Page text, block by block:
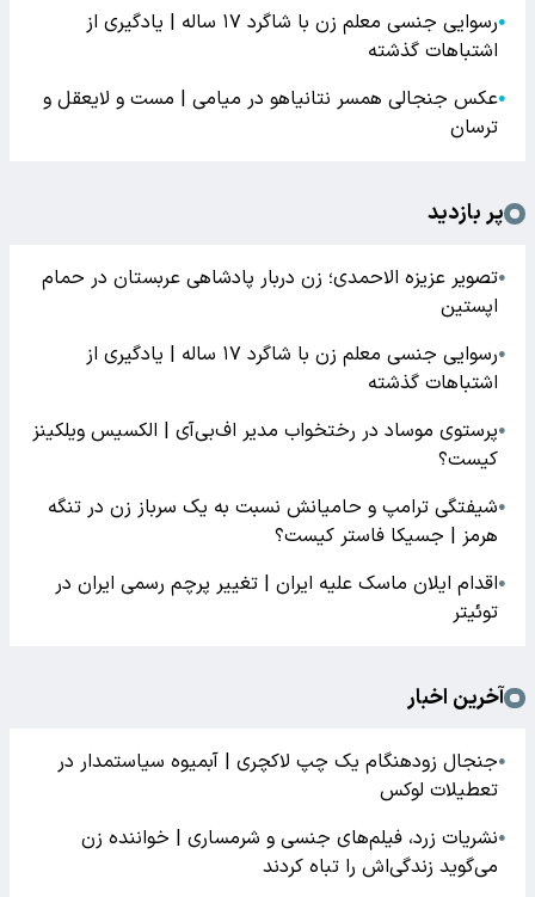
●
رسوایی جنسی معلم زن با شاگرد ۱۷ ساله | یادگیری از
اشتباهات گذشته
●عکس جنجالی همسر نتانیاهو در میامی | مست و لایعقل و
ترسان
پر بازدید
●تصویر عزیزه الاحمدی؛ زن دربار پادشاهی عربستان در حمام
اپستین
●
رسوایی جنسی معلم زن با شاگرد ۱۷ ساله | یادگیری از
اشتباهات گذشته
●پرستوی موساد در رختخواب مدیر اف‌بی‌آی | الکسیس ویلکینز
کیست؟
●شیفتگی ترامپ و حامیانش نسبت به یک سرباز زن در تنگه
هرمز | جسیکا فاستر کیست؟
●اقدام ایلان ماسک علیه ایران | تغییر پرچم رسمی ایران در
توئیتر
آخرین اخبار
●جنجال زودهنگام یک چپ لاکچری | آبمیوه سیاستمدار در
تعطیلات لوکس
●نشریات زرد، فیلم‌های جنسی و شرمساری | خواننده زن
می‌گوید زندگی‌اش را تباه کردند